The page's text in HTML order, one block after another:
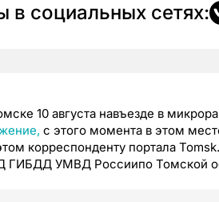
в социальных сетях:
10 августа навъезде в
с этого момента в этом
корреспонденту портала
ГИБДД УМВД Россиипо Томской